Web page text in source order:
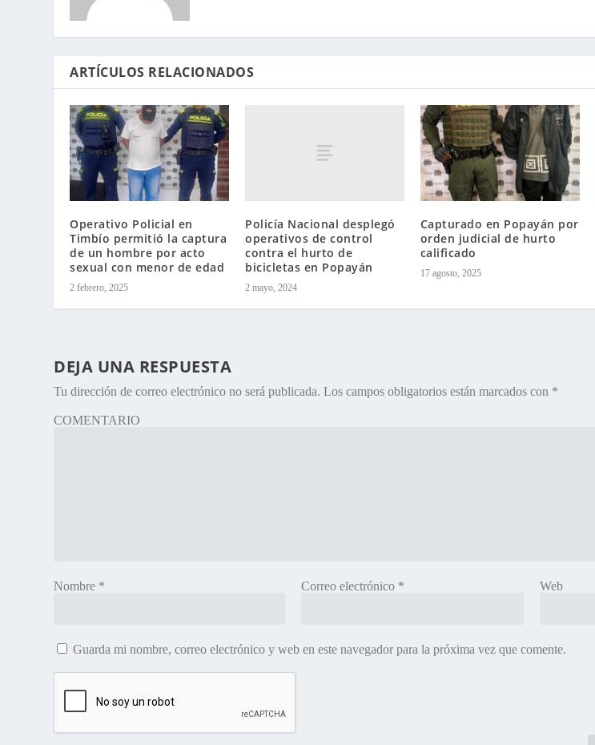
ARTÍCULOS RELACIONADOS
Operativo Policial en
Timbío permitió la captura
de un hombre por acto
sexual con menor de edad
2 febrero, 2025
Policía Nacional desplegó
operativos de control
contra el hurto de
bicicletas en Popayán
2 mayo, 2024
Capturado en Popayán por
orden judicial de hurto
calificado
17 agosto, 2025
DEJA UNA RESPUESTA
Tu dirección de correo electrónico no será publicada. Los campos obligatorios están marcados con *
COMENTARIO
Nombre * Correo electrónico * Web
Guarda mi nombre, correo electrónico y web en este navegador para la próxima vez que comente.